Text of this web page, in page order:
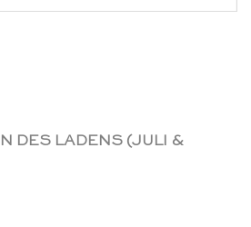
DES LADENS (JULI &